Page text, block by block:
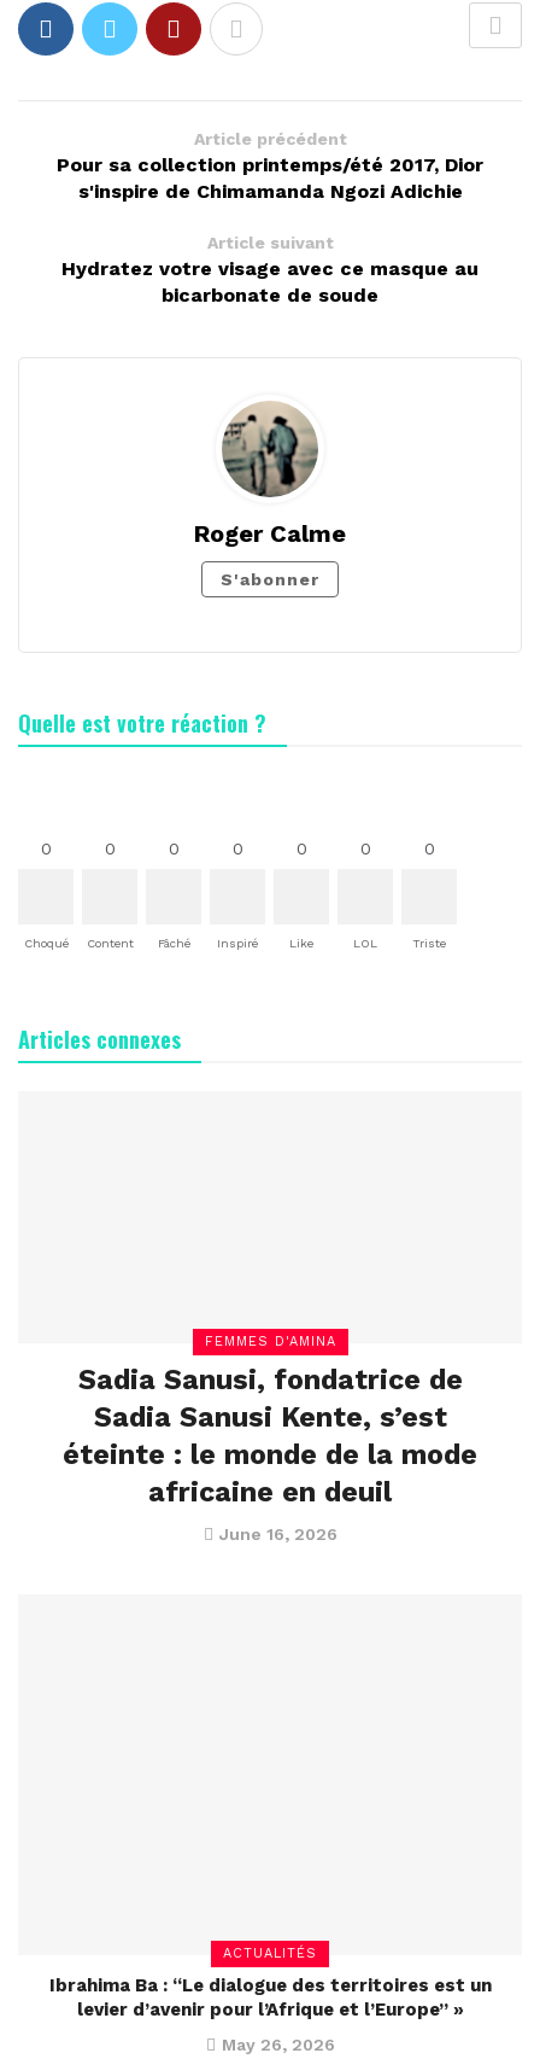
Article précédent
Pour sa collection printemps/été 2017, Dior
s'inspire de Chimamanda Ngozi Adichie
Article suivant
Hydratez votre visage avec ce masque au
bicarbonate de soude
Roger Calme
S'abonner
Quelle est votre réaction ?
0
Choqué
0
Content
0
Fâché
0
Inspiré
0
Like
0
LOL
0
Triste
Articles connexes
FEMMES D'AMINA
Sadia Sanusi, fondatrice de
Sadia Sanusi Kente, s’est
éteinte : le monde de la mode
africaine en deuil
June 16, 2026
ACTUALITÉS
Ibrahima Ba : “Le dialogue des territoires est un
levier d’avenir pour l’Afrique et l’Europe” »
May 26, 2026